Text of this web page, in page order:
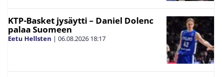
KTP-Basket jysäytti – Daniel Dolenc
palaa Suomeen
Eetu Hellsten | 06.08.2026 18:17